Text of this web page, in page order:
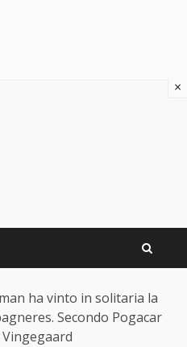
ha vinto in solitaria la
Secondo Pogacar
×